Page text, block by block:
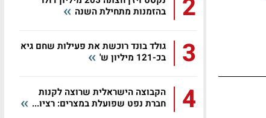
2
בהזמנות מתחילת השנה
3
גולד בונד רוכשת את פעילות שחם גיא
בכ-121 מיליון ש'
4
הקבוצה הישראלית שרוצה לקנות
חברת נפט שפועלת במצרים: רציו...